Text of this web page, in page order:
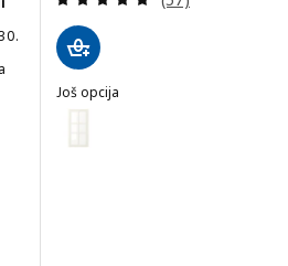
5 Zvezdice. Ukupno recenzija:
Još opcija
BODBYN